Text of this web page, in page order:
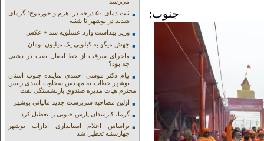
ثبت دمای ۵۰ درجه در اهرم و خورموج؛ گرمای
شدید در بوشهر تا شنبه
وزیر بهداشت وارد عسلویه شد + عکس
جهش میگو به کیلویی یک میلیون تومان
ماجرای سرقت از خط انتقال نفت در دشتی
چه بود؟
پیام دکتر موسی احمدی نماینده جنوب استان
بوشهر خطاب به مهندس سخاوت اسدی رییس
محترم هیات مدیره صندوق بازنشستگی نفت
اولین مصاحبه سرپرست جدید مالیاتی بوشهر
گرما، کارمندان پارس جنوبی را تعطیل کرد
براساس اعلام استانداری ادارات بوشهر
چهارشنبه تعطیل شد